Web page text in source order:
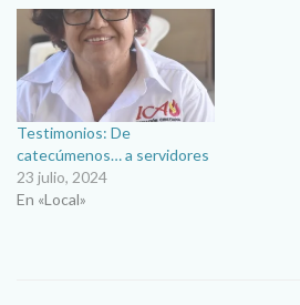
Testimonios: De
catecúmenos… a servidores
23 julio, 2024
En «Local»